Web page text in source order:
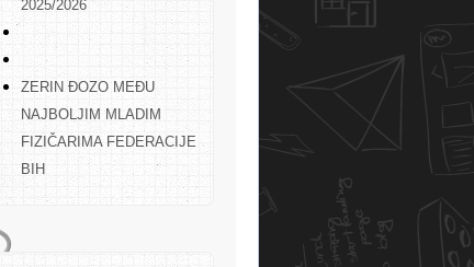
2025/2026
ZERIN ĐOZO MEĐU
NAJBOLJIM MLADIM
FIZIČARIMA FEDERACIJE
BIH